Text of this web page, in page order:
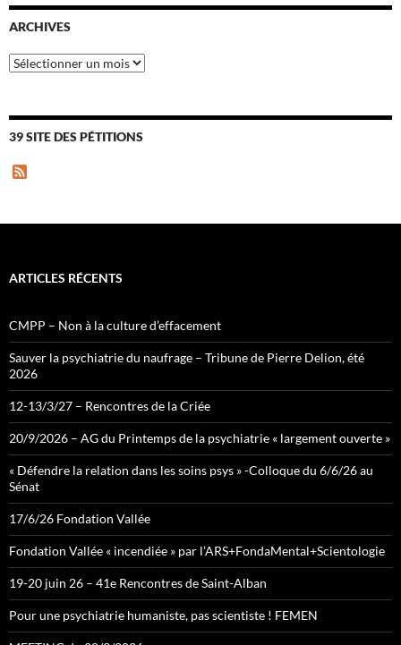
ARCHIVES
Archives
39 SITE DES PÉTITIONS
ARTICLES RÉCENTS
CMPP – Non à la culture d’effacement
Sauver la psychiatrie du naufrage – Tribune de Pierre Delion, été
2026
12-13/3/27 – Rencontres de la Criée
20/9/2026 – AG du Printemps de la psychiatrie « largement ouverte »
« Défendre la relation dans les soins psys » -Colloque du 6/6/26 au
Sénat
17/6/26 Fondation Vallée
Fondation Vallée « incendiée » par l’ARS+FondaMental+Scientologie
19-20 juin 26 – 41e Rencontres de Saint-Alban
Pour une psychiatrie humaniste, pas scientiste ! FEMEN